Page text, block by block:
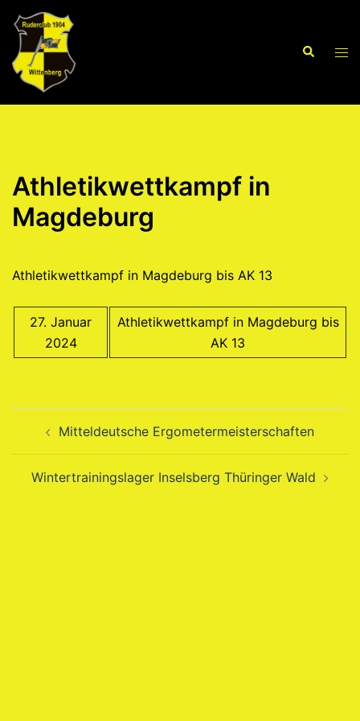
Inhalt
springen
Suche
Athletikwettkampf in
Magdeburg
Athletikwettkampf in Magdeburg bis AK 13
27. Januar
2024
Athletikwettkampf in Magdeburg bis
AK 13
Mitteldeutsche Ergometermeisterschaften
Wintertrainingslager Inselsberg Thüringer Wald